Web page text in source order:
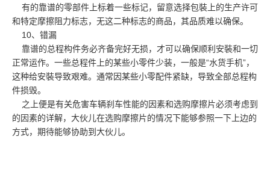
有的靠谱的零部件上标着一些标记，留意选择包裝上的生产许可
和特定摩擦阻力标志，无这二种标志的商品，其品质难以确保。
10、错漏
靠谱的总程构件务必齐备完好无损，才可以确保顺利安裝和一切
正常运作。一些总程件上的某些小零件少装，一般是“水货手机”，
这种给安裝导致艰难。通常因某些小零配件紧缺，导致全部总程构
件损毁。
之上便是有关危害车辆刹车性能的因素和选购摩擦片必须考虑到
的因素的详解，大伙儿在选购摩擦片的情况下能够参照一下上边的
方式，期待能够协助到大伙儿。